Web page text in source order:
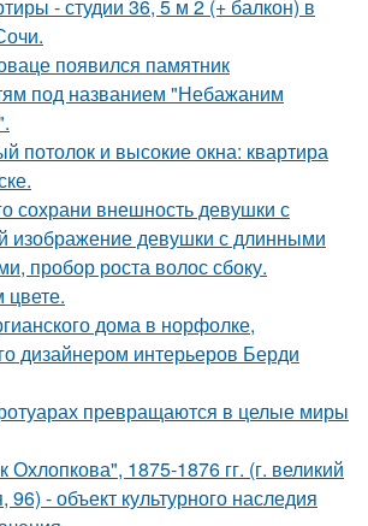
- студии 36, 5 м 2 (+ балкон) в
появился памятник
под названием "Небажаним
потолок и высокие окна: квартира
сохрани внешность девушки с
изображение девушки с длинными
пробор роста волос сбоку.
дома в норфолке,
дизайнером интерьеров Берди
превращаются в целые миры
1875-1876 гг. (г. великий
96) - объект культурного наследия